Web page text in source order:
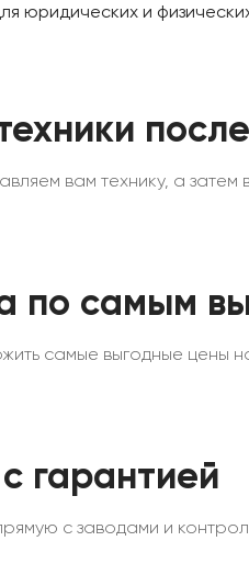
юридических и
вам технику, а затем
по самым
самые выгодные цены
гарантией
с заводами и